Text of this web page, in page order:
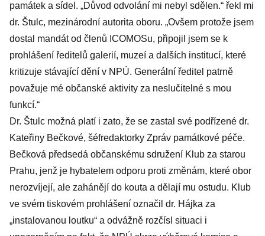
památek a sídel. „Důvod odvolání mi nebyl sdělen.“ řekl mi
dr. Štulc, mezinárodní autorita oboru. „Ovšem protože jsem
dostal mandát od členů ICOMOSu, připojil jsem se k
prohlášení ředitelů galerií, muzeí a dalších institucí, které
kritizuje stávající dění v NPÚ. Generální ředitel patrně
považuje mé občanské aktivity za neslučitelné s mou
funkcí.“
Dr. Štulc možná platí i zato, že se zastal své podřízené dr.
Kateřiny Bečkové, šéfredaktorky Zpráv památkové péče.
Bečková předsedá občanskému sdružení Klub za starou
Prahu, jenž je hybatelem odporu proti změnám, které obor
nerozvíjejí, ale zahánějí do kouta a dělají mu ostudu. Klub
ve svém tiskovém prohlášení označil dr. Hájka za
„instalovanou loutku“ a odvážně rozčísl situaci i